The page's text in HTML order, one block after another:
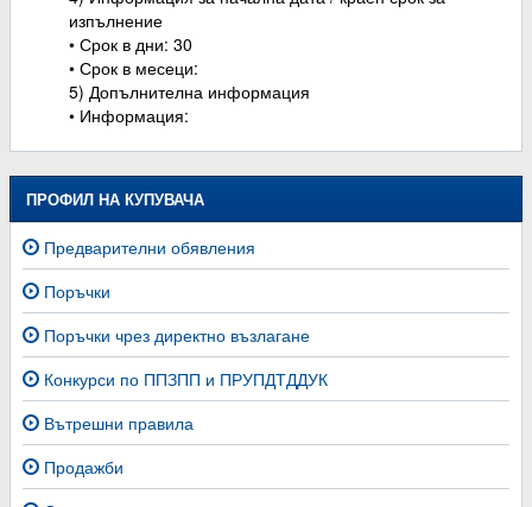
изпълнение
• Срок в дни: 30
• Срок в месеци:
5) Допълнителна информация
• Информация:
ПРОФИЛ НА КУПУВАЧА
Предварителни обявления
Поръчки
Поръчки чрез директно възлагане
Конкурси по ППЗПП и ПРУПДТДДУК
Вътрешни правила
Продажби